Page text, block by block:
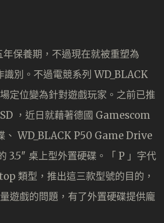
保養期，不過現在就被重塑為
別。不過電競系列 WD_BLACK
定位變為針對遊戲玩家。之前已推
，近日就藉著德國 Gamescom
、 WD_BLACK P50 Game Drive
3.5″ 桌上型外置硬碟。「 P 」字代
類型，推出這三款型號的目的，
遊戲的問題，有了外置硬碟提供龐